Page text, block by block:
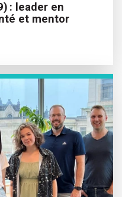
: leader en
et mentor